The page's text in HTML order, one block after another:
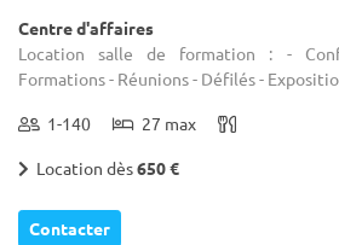
Centre d'affaires
Location salle de formation : -
Formations - Réunions - Défilés -
1-140 27 max
Location dès650 €
Contacter